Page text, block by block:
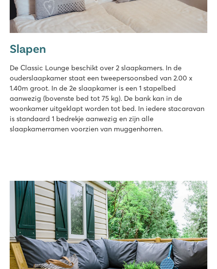
Slapen
De Classic Lounge beschikt over 2 slaapkamers. In de
ouderslaapkamer staat een tweepersoonsbed van 2.00 x
1.40m groot. In de 2e slaapkamer is een 1 stapelbed
aanwezig (bovenste bed tot 75 kg). De bank kan in de
woonkamer uitgeklapt worden tot bed. In iedere stacaravan
is standaard 1 bedrekje aanwezig en zijn alle
slaapkamerramen voorzien van muggenhorren.